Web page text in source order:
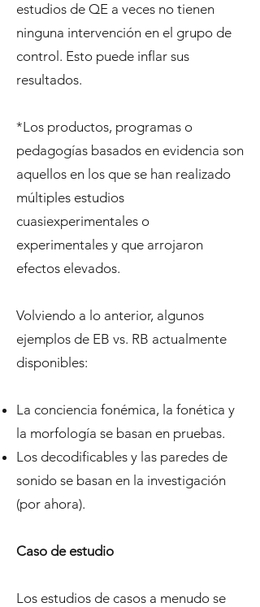
estudios de QE a veces no tienen
ninguna intervención en el grupo de
control. Esto puede inflar sus
resultados.
*Los productos, programas o
pedagogías basados en evidencia son
aquellos en los que se han realizado
múltiples estudios
cuasiexperimentales o
experimentales y que arrojaron
efectos elevados.
Volviendo a lo anterior, algunos
ejemplos de EB vs. RB actualmente
disponibles:
La conciencia fonémica, la fonética y
la morfología se basan en pruebas.
Los decodificables y las paredes de
sonido se basan en la investigación
(por ahora).
Caso de estudio
Los estudios de casos a menudo se